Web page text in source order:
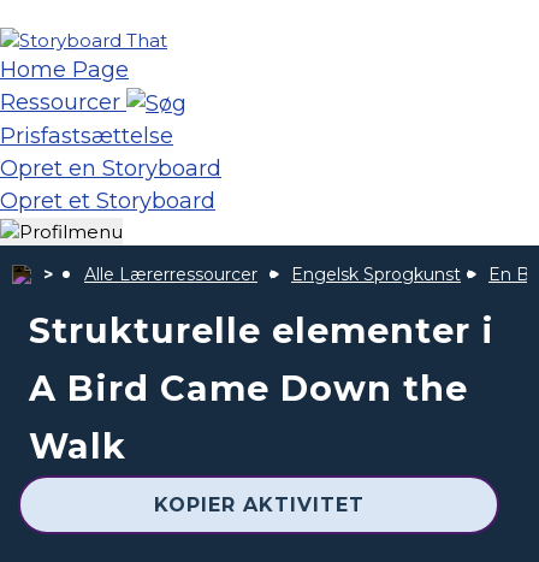
Home Page
Ressourcer
Prisfastsættelse
Opret en Storyboard
Opret et Storyboard
Alle Lærerressourcer Engelsk Sprogkunst En
Strukturelle elementer i
A Bird Came Down the
Walk
KOPIER AKTIVITET